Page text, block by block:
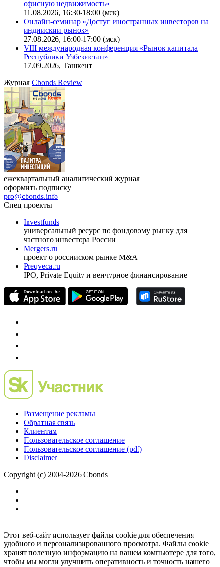
Ближайшие конференцииCbonds Congress
Онлайн-семинар «Новый стандарт инвестиций в
офисную недвижимость»
11.08.2026, 16:30-18:00 (мск)
Онлайн-семинар «Доступ иностранных инвесторов на
индийский рынок»
VIII международная конференция «Рынок капитала
Республики Узбекистан»
17.09.2026, Ташкент
ЖурналCbonds Review
ежеквартальный аналитический журнал
оформить подписку
pro@cbonds.info
Спец проекты
Investfunds
универсальный ресурс по фондовому рынку для
частного инвестора России
проект о российском рынке M&A
Preqveca.ru
Размещение рекламы
Обратная связь
Пользовательское соглашение
Copyright (c) 2004-2026 Cbonds